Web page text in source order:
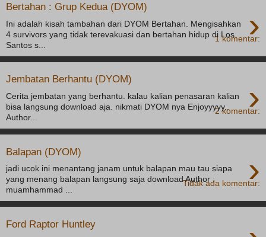
Bertahan : Grup Kedua (DYOM) ›
Ini adalah kisah tambahan dari DYOM Bertahan. Mengisahkan
4 survivors yang tidak terevakuasi dan bertahan hidup di Los
Santos s...
1 komentar:
Jembatan Berhantu (DYOM) ›
Cerita jembatan yang berhantu. kalau kalian penasaran kalian
bisa langsung download aja. nikmati DYOM nya Enjoyyyyy..
Author...
2 komentar:
Balapan (DYOM) ›
jadi ucok ini menantang janam untuk balapan mau tau siapa
yang menang balapan langsung saja download Author :
muamhammad ...
Tidak ada komentar:
Ford Raptor Huntley